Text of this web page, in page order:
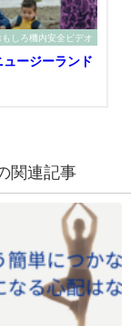
しろ機内安全ビデオ
ージーランド
関連記事